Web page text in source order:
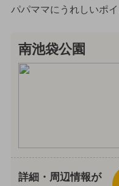
パパママにうれしいポイ
南池袋公園
詳細・周辺情報が